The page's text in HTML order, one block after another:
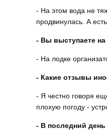
- На этом вода не
продвинулась. А
- Вы выступаете
- На лодке
- Какие отзывы
- Я честно говоря
плохую погоду -
- В последний